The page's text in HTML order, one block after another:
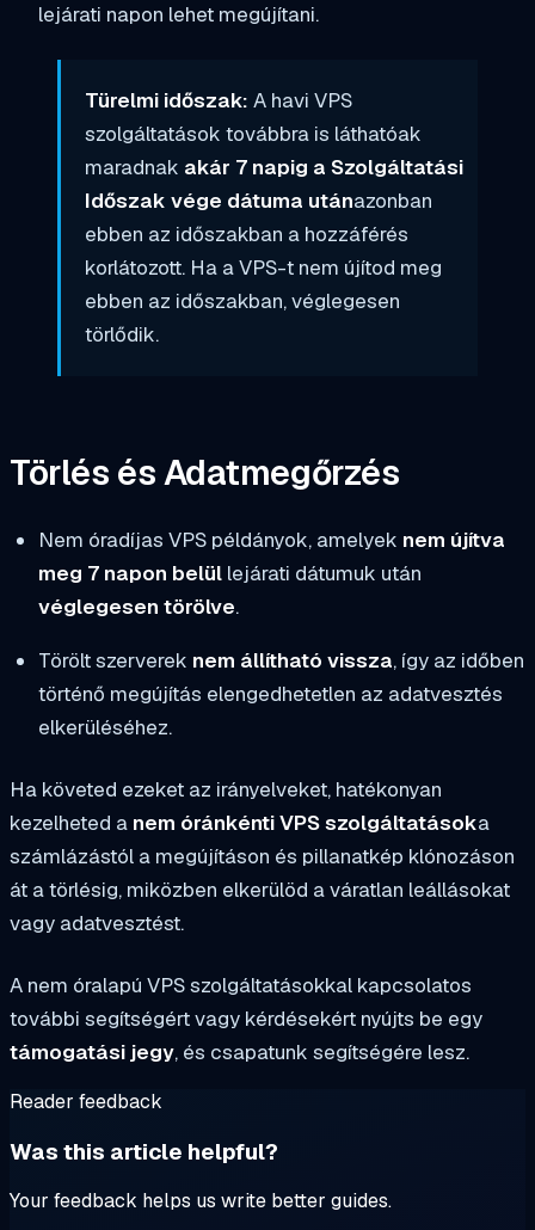
lejárati napon lehet megújítani.
Türelmi időszak: A havi VPS
szolgáltatások továbbra is láthatóak
maradnak akár 7 napig a Szolgáltatási
Időszak vége dátuma utánazonban
ebben az időszakban a hozzáférés
korlátozott. Ha a VPS-t nem újítod meg
ebben az időszakban, véglegesen
törlődik.
Törlés és Adatmegőrzés
Nem óradíjas VPS példányok, amelyek nem újítva
meg 7 napon belüllejárati dátumuk után
véglegesen törölve.
Törölt szerverek nem állítható vissza, így az időben
történő megújítás elengedhetetlen az adatvesztés
elkerüléséhez.
Ha követed ezeket az irányelveket, hatékonyan
kezelheted a nem óránkénti VPS szolgáltatásoka
számlázástól a megújításon és pillanatkép klónozáson
át a törlésig, miközben elkerülöd a váratlan leállásokat
vagy adatvesztést.
A nem óralapú VPS szolgáltatásokkal kapcsolatos
további segítségért vagy kérdésekért nyújts be egy
támogatási jegy, és csapatunk segítségére lesz.
Reader feedback
Was this article helpful?
Your feedback helps us write better guides.